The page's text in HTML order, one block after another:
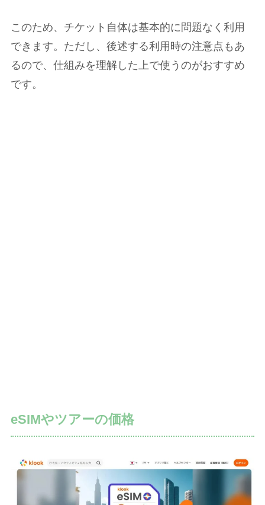
このため、チケット自体は基本的に問題なく利用
できます。ただし、後述する利用時の注意点もあ
るので、仕組みを理解した上で使うのがおすすめ
です。
eSIMやツアーの価格